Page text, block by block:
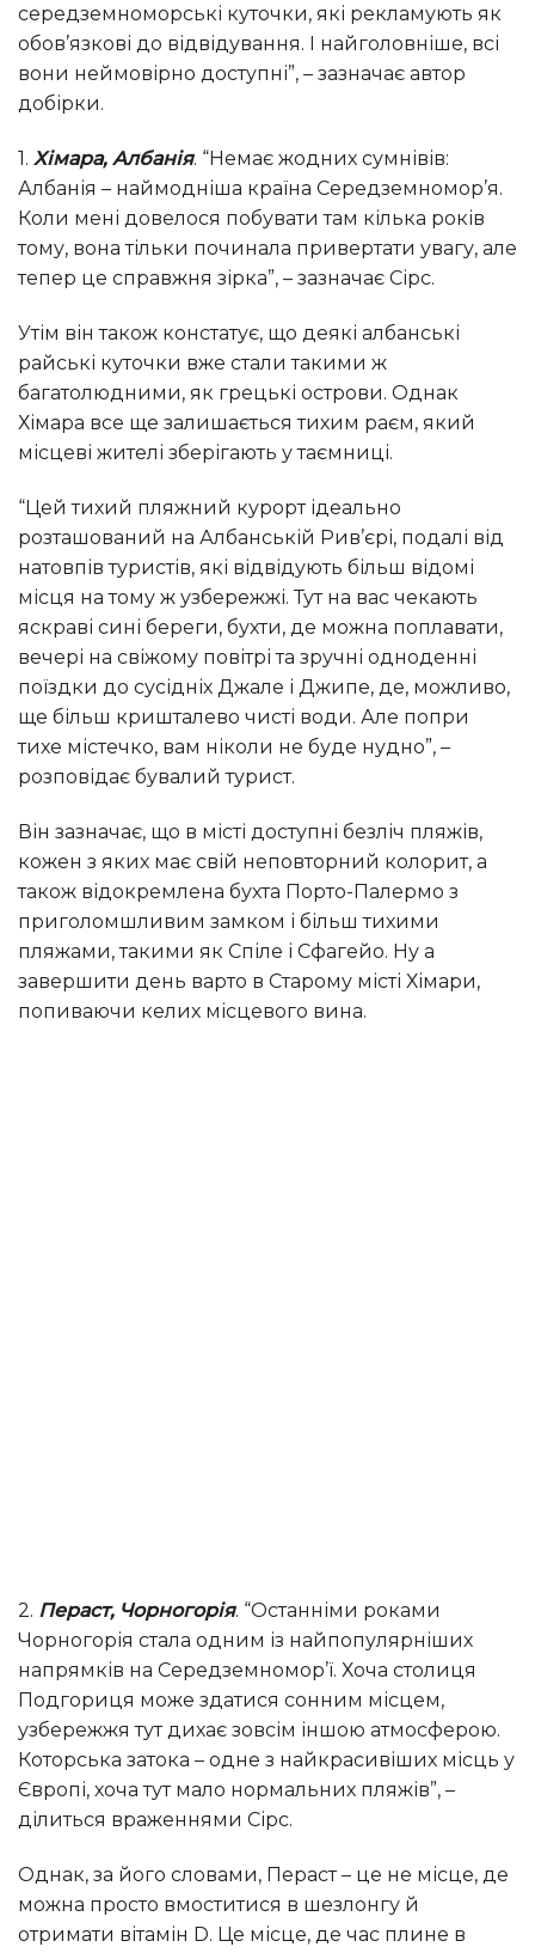
середземноморські куточки, які рекламують як
обов’язкові до відвідування. І найголовніше, всі
вони неймовірно доступні”, – зазначає автор
добірки.
Хімара, Албанія. “Немає жодних сумнівів:
Албанія – наймодніша країна Середземномор’я.
Коли мені довелося побувати там кілька років
тому, вона тільки починала привертати увагу, але
тепер це справжня зірка”, – зазначає Сірс.
Утім він також констатує, що деякі албанські
райські куточки вже стали такими ж
багатолюдними, як грецькі острови. Однак
Хімара все ще залишається тихим раєм, який
місцеві жителі зберігають у таємниці.
“Цей тихий пляжний курорт ідеально
розташований на Албанській Рив’єрі, подалі від
натовпів туристів, які відвідують більш відомі
місця на тому ж узбережжі. Тут на вас чекають
яскраві сині береги, бухти, де можна поплавати,
вечері на свіжому повітрі та зручні одноденні
поїздки до сусідніх Джале і Джипе, де, можливо,
ще більш кришталево чисті води. Але попри
тихе містечко, вам ніколи не буде нудно”, –
розповідає бувалий турист.
Він зазначає, що в місті доступні безліч пляжів,
кожен з яких має свій неповторний колорит, а
також відокремлена бухта Порто-Палермо з
приголомшливим замком і більш тихими
пляжами, такими як Спіле і Сфагейо. Ну а
завершити день варто в Старому місті Хімари,
попиваючи келих місцевого вина.
Пераст, Чорногорія. “Останніми роками
Чорногорія стала одним із найпопулярніших
напрямків на Середземномор’ї. Хоча столиця
Подгориця може здатися сонним місцем,
узбережжя тут дихає зовсім іншою атмосферою.
Которська затока – одне з найкрасивіших місць у
Європі, хоча тут мало нормальних пляжів”, –
ділиться враженнями Сірс.
Однак, за його словами, Пераст – це не місце, де
можна просто вмоститися в шезлонгу й
отримати вітамін D. Це місце, де час плине в